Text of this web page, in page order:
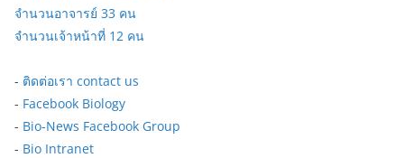
จำนวนอาจารย์ 33 คน
จำนวนเจ้าหน้าที่ 12 คน
- ติดต่อเรา contact us
- Facebook Biology
- Bio-News Facebook Group
- Bio Intranet